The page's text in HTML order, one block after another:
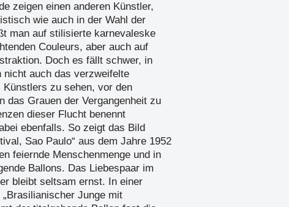
zeigen einen anderen Künstler,
wie auch in der Wahl der
man auf stilisierte karnevaleske
Couleurs, aber auch auf
Doch es fällt schwer, in
nicht auch das verzweifelte
Künstlers zu sehen, vor den
das Grauen der Vergangenheit zu
dieser Flucht benennt
ebenfalls. So zeigt das Bild
Sao Paulo“ aus dem Jahre 1952
feiernde Menschenmenge und in
Ballons. Das Liebespaar im
bleibt seltsam ernst. In einer
Junge mit